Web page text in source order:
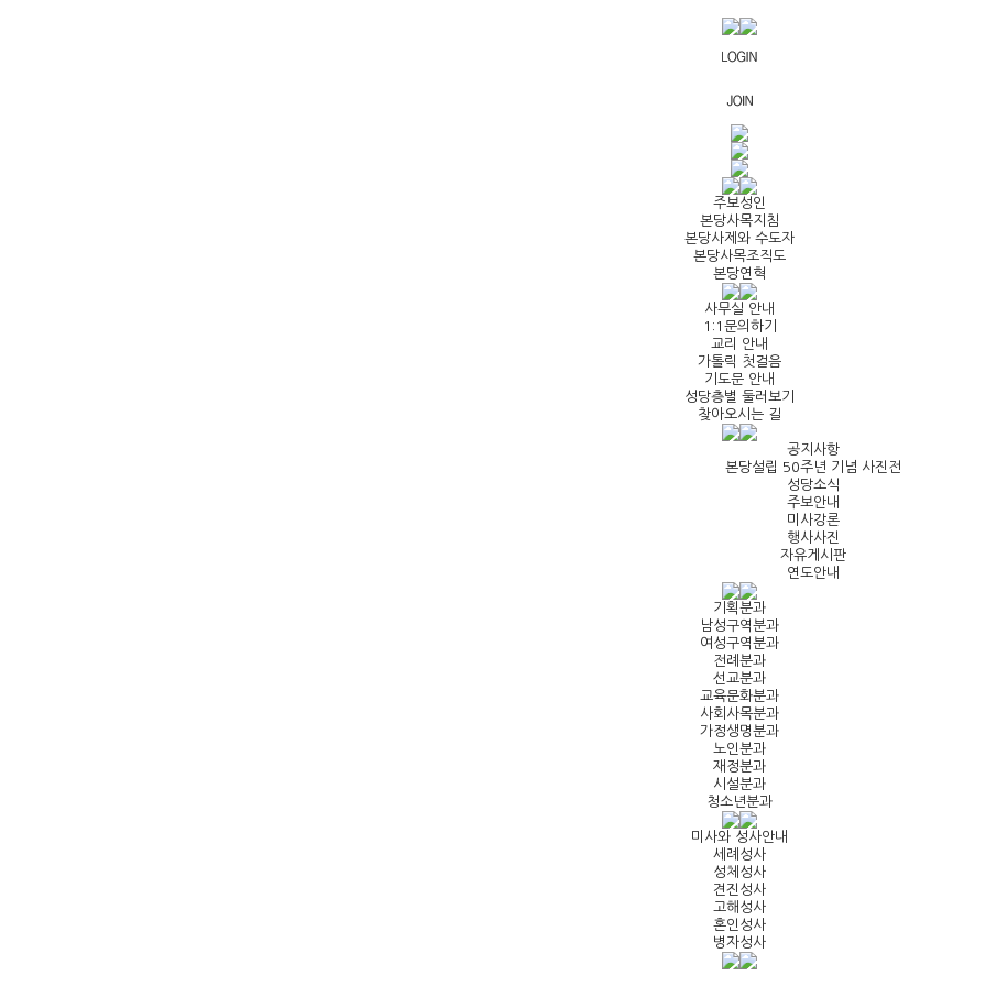
주보성인
본당사목지침
본당사제와 수도자
본당사목조직도
본당연혁
사무실 안내
1:1문의하기
교리 안내
가톨릭 첫걸음
기도문 안내
성당층별 둘러보기
찾아오시는 길
공지사항
본당설립 50주년 기념 사진전
성당소식
주보안내
미사강론
행사사진
자유게시판
연도안내
기획분과
남성구역분과
여성구역분과
전례분과
선교분과
교육문화분과
사회사목분과
가정생명분과
노인분과
재정분과
시설분과
청소년분과
미사와 성사안내
세례성사
성체성사
견진성사
고해성사
혼인성사
병자성사